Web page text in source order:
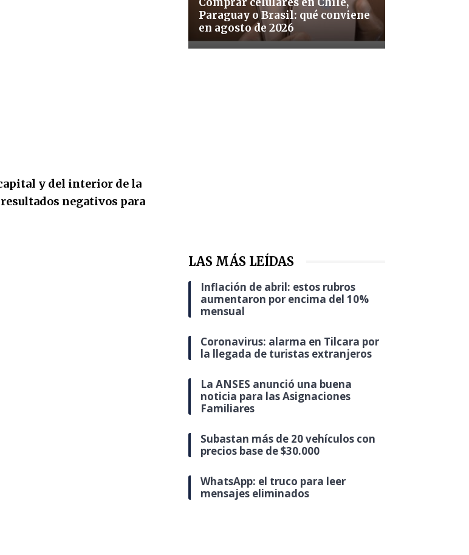
y del interior de la
negativos para
Paraguay o Brasil: qué conviene
en agosto de 2026
LAS MÁS LEÍDAS
Inflación de abril: estos rubros
aumentaron por encima del 10%
mensual
Coronavirus: alarma en Tilcara por
la llegada de turistas extranjeros
La ANSES anunció una buena
noticia para las Asignaciones
Familiares
Subastan más de 20 vehículos con
precios base de $30.000
WhatsApp: el truco para leer
mensajes eliminados